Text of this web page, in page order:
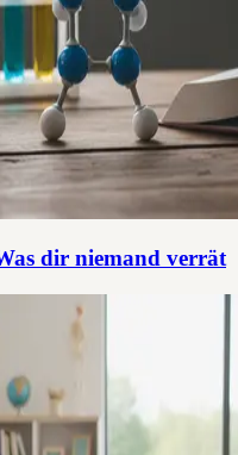
dir niemand verrät